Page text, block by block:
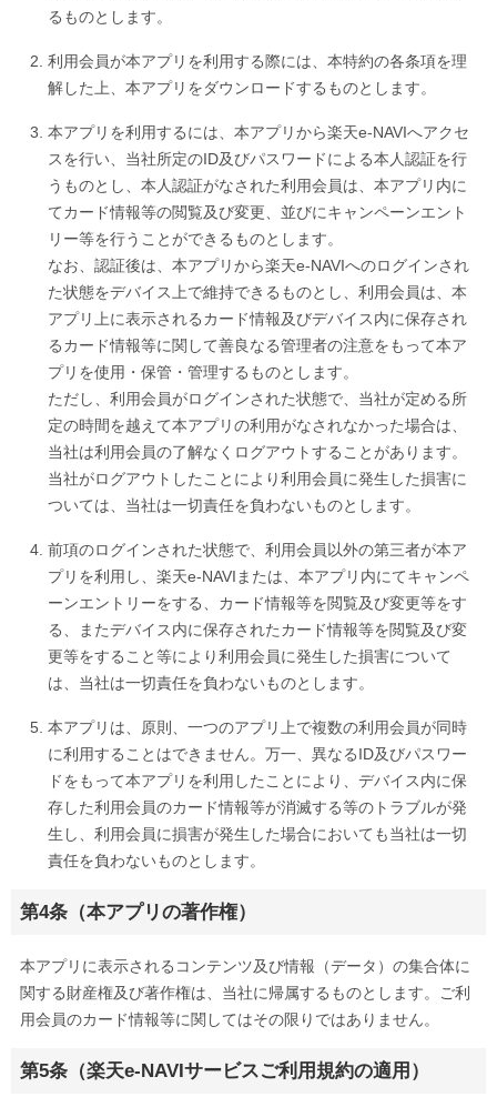
るものとします。
利用会員が本アプリを利用する際には、本特約の各条項を理
解した上、本アプリをダウンロードするものとします。
本アプリを利用するには、本アプリから楽天e-NAVIへアクセ
スを行い、当社所定のID及びパスワードによる本人認証を行
うものとし、本人認証がなされた利用会員は、本アプリ内に
てカード情報等の閲覧及び変更、並びにキャンペーンエント
リー等を行うことができるものとします。
なお、認証後は、本アプリから楽天e-NAVIへのログインされ
た状態をデバイス上で維持できるものとし、利用会員は、本
アプリ上に表示されるカード情報及びデバイス内に保存され
るカード情報等に関して善良なる管理者の注意をもって本ア
プリを使用・保管・管理するものとします。
ただし、利用会員がログインされた状態で、当社が定める所
定の時間を越えて本アプリの利用がなされなかった場合は、
当社は利用会員の了解なくログアウトすることがあります。
当社がログアウトしたことにより利用会員に発生した損害に
ついては、当社は一切責任を負わないものとします。
前項のログインされた状態で、利用会員以外の第三者が本ア
プリを利用し、楽天e-NAVIまたは、本アプリ内にてキャンペ
ーンエントリーをする、カード情報等を閲覧及び変更等をす
る、またデバイス内に保存されたカード情報等を閲覧及び変
更等をすること等により利用会員に発生した損害について
は、当社は一切責任を負わないものとします。
本アプリは、原則、一つのアプリ上で複数の利用会員が同時
に利用することはできません。万一、異なるID及びパスワー
ドをもって本アプリを利用したことにより、デバイス内に保
存した利用会員のカード情報等が消滅する等のトラブルが発
生し、利用会員に損害が発生した場合においても当社は一切
責任を負わないものとします。
第4条（本アプリの著作権）
本アプリに表示されるコンテンツ及び情報（データ）の集合体に
関する財産権及び著作権は、当社に帰属するものとします。ご利
用会員のカード情報等に関してはその限りではありません。
第5条（楽天e-NAVIサービスご利用規約の適用）